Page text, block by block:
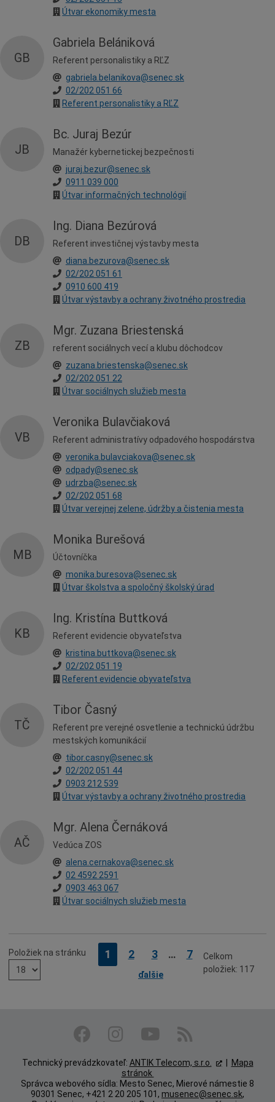
Útvar ekonomiky mesta
GB
Gabriela Belániková
Referent personalistiky a RĽZ
gabriela.belanikova@senec.sk
02/202 051 66
Referent personalistiky a RĽZ
JB
Bc. Juraj Bezúr
Manažér kybernetickej bezpečnosti
juraj.bezur@senec.sk
0911 039 000
Útvar informačných technológií
DB
Ing. Diana Bezúrová
Referent investičnej výstavby mesta
diana.bezurova@senec.sk
02/202 051 61
0910 600 419
Útvar výstavby a ochrany životného prostredia
ZB
Mgr. Zuzana Briestenská
referent sociálnych vecí a klubu dôchodcov
zuzana.briestenska@senec.sk
02/202 051 22
Útvar sociálnych služieb mesta
VB
Veronika Bulavčiaková
Referent administratívy odpadového hospodárstva
veronika.bulavciakova@senec.sk
odpady@senec.sk
udrzba@senec.sk
02/202 051 68
Útvar verejnej zelene, údržby a čistenia mesta
MB
Monika Burešová
Účtovníčka
monika.buresova@senec.sk
Útvar školstva a spoločný školský úrad
KB
Ing. Kristína Buttková
Referent evidencie obyvateľstva
kristina.buttkova@senec.sk
02/202 051 19
Referent evidencie obyvateľstva
TČ
Tibor Časný
Referent pre verejné osvetlenie a technickú údržbu
mestských komunikácií
tibor.casny@senec.sk
02/202 051 44
0903 212 539
Útvar výstavby a ochrany životného prostredia
AČ
Mgr. Alena Černáková
Vedúca ZOS
alena.cernakova@senec.sk
02 4592 2591
0903 463 067
Útvar sociálnych služieb mesta
Položiek na stránku Strana
1 Strana
2 Strana
3 … Strana
7
ďalšie
Celkom
položiek: 117
Technický prevádzkovateľ: ANTIK Telecom, s.r.o. |
Mapa
stránok
Správca webového sídla: Mesto Senec, Mierové námestie 8
90301 Senec, +421 2 20 205 101, musenec@senec.sk,